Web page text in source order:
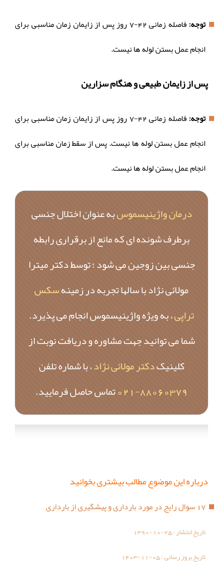
توجه:
فاصله زمانی 42-7 روز پس از زایمان زمان مناسبی برای
انجام عمل بستن لوله ها نیست.
پس از زایمان طبیعی و هنگام سزارین
توجه:
فاصله زمانی 42-7 روز پس از زایمان زمان مناسبی برای
انجام عمل بستن لوله ها نیست. پس از سقط زمان مناسبی برای
انجام عمل بستن لوله ها نیست.
درمان واژینیسموسبه عنوان اختلال جنسی
برطرف شونده ای که مانع از برقراری رابطه
جنسی بین زوجین می شود ؛ توسط دکتر میترا
مولائی نژاد با سالها تجربه در زمینهسکس
تراپی، به ویژه واژینیسموس انجام می پذیرد.
شما می توانید جهت مشاوره و دریافت نوبت از
کلینیکدکتر مولائی نژاد، با شماره تلفن
88060379-021
تماس حاصل فرمایید.
درباره این موضوع مطالب بیشتری بخوانید
17 سوال رایج در مورد بارداری و پیشگیری از بارداری
تاریخ انتشار :1390-10-25
تاریخ بروز رسانی :1403-11-05